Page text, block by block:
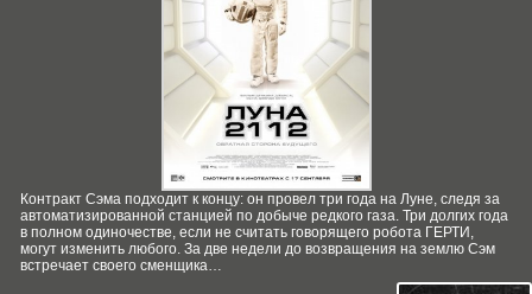
Контракт Сэма подходит к концу: он провел три года на Луне, следя за
автоматизированной станцией по добыче редкого газа. Три долгих года
в полном одиночестве, если не считать говорящего робота ГЕРТИ,
могут изменить любого. За две недели до возвращения на землю Сэм
встречает своего сменщика…